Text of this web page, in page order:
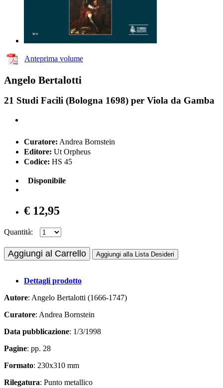
Anteprima volume
Angelo Bertalotti
21 Studi Facili (Bologna 1698) per Viola da Gamba
Curatore: Andrea Bornstein
Editore: Ut Orpheus
Codice: HS 45
Disponibile
€ 12,95
Quantità:
Aggiungi al Carrello Aggiungi alla Lista Desideri
Dettagli prodotto
Autore: Angelo Bertalotti (1666-1747)
Curatore: Andrea Bornstein
Data pubblicazione: 1/3/1998
Pagine: pp. 28
Formato: 230x310 mm
Rilegatura: Punto metallico